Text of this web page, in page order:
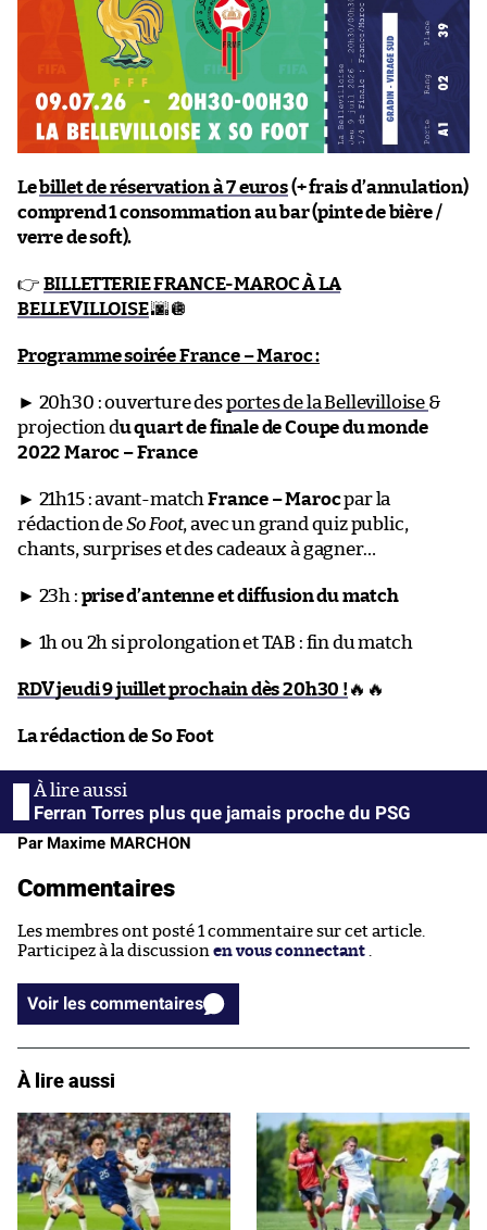
Lebillet de réservation à 7 euros(+ frais d’annulation)
comprend 1 consommation au bar (pinte de bière /
verre de soft).
👉 BILLETTERIE FRANCE-MAROC À LA
BELLEVILLOISE🌆🪩
Programme soirée France – Maroc :
► 20h30 : ouverture desportes de la Bellevilloise &
projection du quart de finale de Coupe du monde
2022 Maroc – France
► 21h15 : avant-matchFrance – Marocpar la
rédaction deSo Foot, avec un grand quiz public,
chants, surprises et des cadeaux à gagner…
► 23h : prise d’antenne et diffusion du match
► 1h ou 2h si prolongation et TAB : fin du match
RDV jeudi 9 juillet prochain dès 20h30 ! 🔥🔥
La rédaction de So Foot
Ferran Torres plus que jamais proche du PSG
Par Maxime MARCHON
Commentaires
Les membres ont posté 1 commentaire sur cet article.
Participez à la discussion en vous connectant .
Voir les commentaires
À lire aussi